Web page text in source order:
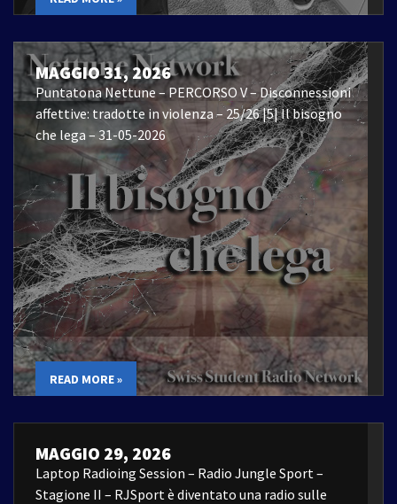
MAGGIO 31, 2026
Puntatona Nettune – PERCORSO V – Disconnessioni
affettive: tradotte in violenza – 25/26 |5| Il bisogno
che lega – 31-05-2026
READ MORE »
MAGGIO 29, 2026
Laptop Radioing Session – Radio Jungle Sport –
Stagione II – RJSport è diventato una radio sulle